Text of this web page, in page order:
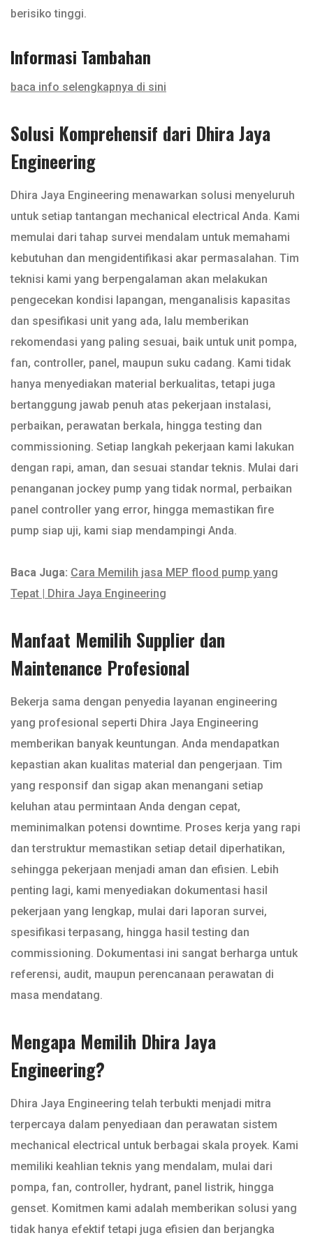
berisiko tinggi.
Informasi Tambahan
baca info selengkapnya di sini
Solusi Komprehensif dari Dhira Jaya
Engineering
Dhira Jaya Engineering menawarkan solusi menyeluruh
untuk setiap tantangan mechanical electrical Anda. Kami
memulai dari tahap survei mendalam untuk memahami
kebutuhan dan mengidentifikasi akar permasalahan. Tim
teknisi kami yang berpengalaman akan melakukan
pengecekan kondisi lapangan, menganalisis kapasitas
dan spesifikasi unit yang ada, lalu memberikan
rekomendasi yang paling sesuai, baik untuk unit pompa,
fan, controller, panel, maupun suku cadang. Kami tidak
hanya menyediakan material berkualitas, tetapi juga
bertanggung jawab penuh atas pekerjaan instalasi,
perbaikan, perawatan berkala, hingga testing dan
commissioning. Setiap langkah pekerjaan kami lakukan
dengan rapi, aman, dan sesuai standar teknis. Mulai dari
penanganan jockey pump yang tidak normal, perbaikan
panel controller yang error, hingga memastikan fire
pump siap uji, kami siap mendampingi Anda.
Baca Juga: Cara Memilih jasa MEP flood pump yang
Tepat | Dhira Jaya Engineering
Manfaat Memilih Supplier dan
Maintenance Profesional
Bekerja sama dengan penyedia layanan engineering
yang profesional seperti Dhira Jaya Engineering
memberikan banyak keuntungan. Anda mendapatkan
kepastian akan kualitas material dan pengerjaan. Tim
yang responsif dan sigap akan menangani setiap
keluhan atau permintaan Anda dengan cepat,
meminimalkan potensi downtime. Proses kerja yang rapi
dan terstruktur memastikan setiap detail diperhatikan,
sehingga pekerjaan menjadi aman dan efisien. Lebih
penting lagi, kami menyediakan dokumentasi hasil
pekerjaan yang lengkap, mulai dari laporan survei,
spesifikasi terpasang, hingga hasil testing dan
commissioning. Dokumentasi ini sangat berharga untuk
referensi, audit, maupun perencanaan perawatan di
masa mendatang.
Mengapa Memilih Dhira Jaya
Engineering?
Dhira Jaya Engineering telah terbukti menjadi mitra
terpercaya dalam penyediaan dan perawatan sistem
mechanical electrical untuk berbagai skala proyek. Kami
memiliki keahlian teknis yang mendalam, mulai dari
pompa, fan, controller, hydrant, panel listrik, hingga
genset. Komitmen kami adalah memberikan solusi yang
tidak hanya efektif tetapi juga efisien dan berjangka